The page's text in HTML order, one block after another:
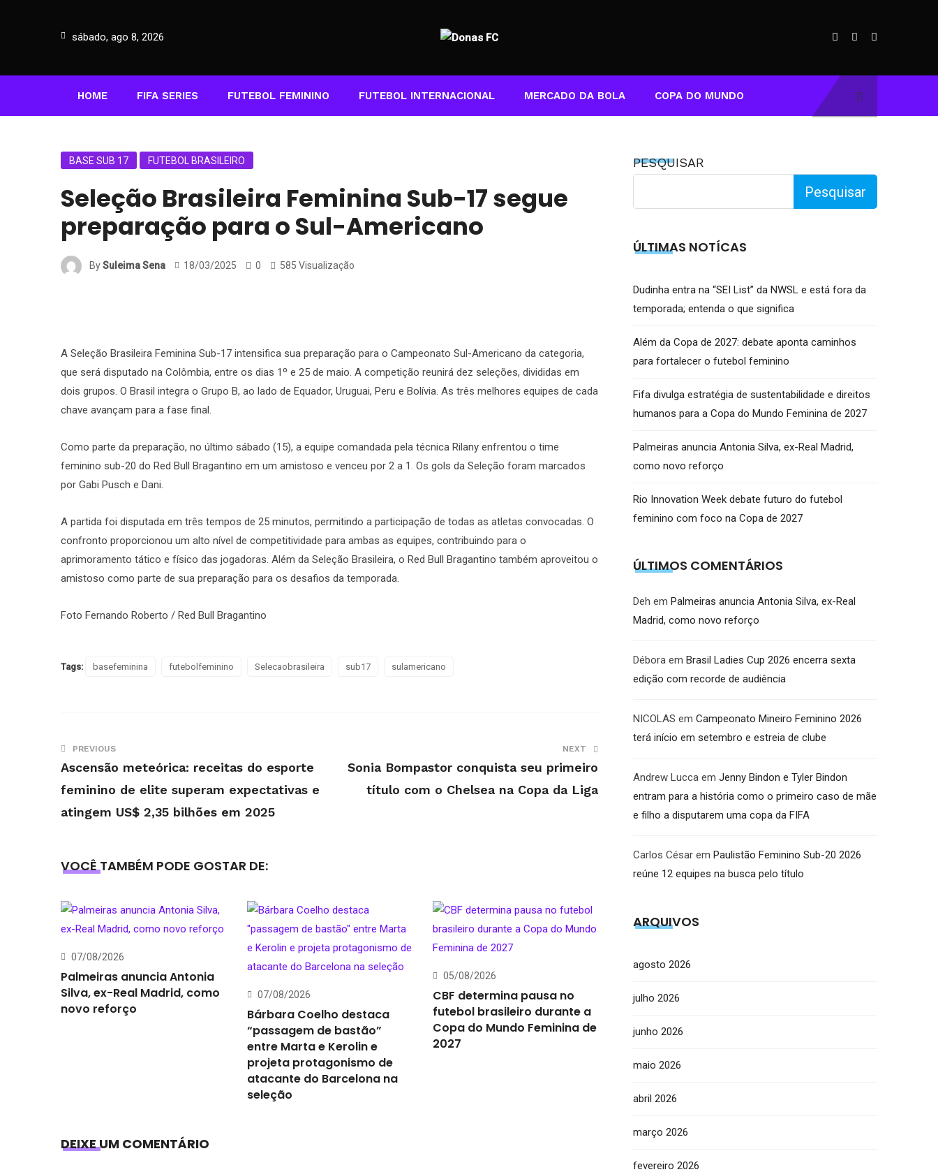
sábado, ago 8, 2026
HOME FIFA SERIES FUTEBOL FEMININO FUTEBOL INTERNACIONAL MERCADO DA BOLA COPA DO MUNDO
BASE SUB 17 FUTEBOL BRASILEIRO
Seleção Brasileira Feminina Sub-17 segue
preparação para o Sul-Americano
BySuleima Sena 18/03/2025 0 585 Visualização
A Seleção Brasileira Feminina Sub-17 intensifica sua preparação para o Campeonato Sul-Americano da categoria,
que será disputado na Colômbia, entre os dias 1º e 25 de maio. A competição reunirá dez seleções, divididas em
dois grupos. O Brasil integra o Grupo B, ao lado de Equador, Uruguai, Peru e Bolívia. As três melhores equipes de cada
chave avançam para a fase final.
Como parte da preparação, no último sábado (15), a equipe comandada pela técnica Rilany enfrentou o time
feminino sub-20 do Red Bull Bragantino em um amistoso e venceu por 2 a 1. Os gols da Seleção foram marcados
por Gabi Pusch e Dani.
A partida foi disputada em três tempos de 25 minutos, permitindo a participação de todas as atletas convocadas. O
confronto proporcionou um alto nível de competitividade para ambas as equipes, contribuindo para o
aprimoramento tático e físico das jogadoras. Além da Seleção Brasileira, o Red Bull Bragantino também aproveitou o
amistoso como parte de sua preparação para os desafios da temporada.
Foto Fernando Roberto / Red Bull Bragantino
Tags: basefeminina futebolfeminino Selecaobrasileira sub17 sulamericano
PREVIOUS
Ascensão meteórica: receitas do esporte
feminino de elite superam expectativas e
atingem US$ 2,35 bilhões em 2025
NEXT
Sonia Bompastor conquista seu primeiro
título com o Chelsea na Copa da Liga
VOCÊ TAMBÉM PODE GOSTAR DE:
07/08/2026
Palmeiras anuncia Antonia
Silva, ex-Real Madrid, como
novo reforço
07/08/2026
Bárbara Coelho destaca
“passagem de bastão”
entre Marta e Kerolin e
projeta protagonismo de
atacante do Barcelona na
seleção
05/08/2026
CBF determina pausa no
futebol brasileiro durante a
Copa do Mundo Feminina de
2027
DEIXE UM COMENTÁRIO
PESQUISAR
Pesquisar
ÚLTIMAS NOTÍCAS
Dudinha entra na “SEI List” da NWSL e está fora da
temporada; entenda o que significa
Além da Copa de 2027: debate aponta caminhos
para fortalecer o futebol feminino
Fifa divulga estratégia de sustentabilidade e direitos
humanos para a Copa do Mundo Feminina de 2027
Palmeiras anuncia Antonia Silva, ex-Real Madrid,
como novo reforço
Rio Innovation Week debate futuro do futebol
feminino com foco na Copa de 2027
ÚLTIMOS COMENTÁRIOS
Deh em Palmeiras anuncia Antonia Silva, ex-Real
Madrid, como novo reforço
Débora em Brasil Ladies Cup 2026 encerra sexta
edição com recorde de audiência
NICOLAS em Campeonato Mineiro Feminino 2026
terá início em setembro e estreia de clube
Andrew Lucca em Jenny Bindon e Tyler Bindon
entram para a história como o primeiro caso de mãe
e filho a disputarem uma copa da FIFA
Carlos César em Paulistão Feminino Sub-20 2026
reúne 12 equipes na busca pelo título
ARQUIVOS
agosto 2026
julho 2026
junho 2026
maio 2026
abril 2026
março 2026
fevereiro 2026